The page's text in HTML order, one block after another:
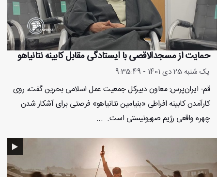
حمایت از مسجدالاقصی با ایستادگی مقابل کابینه‌ نتانیاهو
یک شنبه 25 دی 1401 - 9:35:49
قم- ایران‌پرس: معاون دبیرکل جمعیت عمل اسلامی بحرین گفت، روی
کارآمدن کابینه افراطی «بنیامین نتانیاهو» فرصتی برای آشکار شدن
چهره واقعی رژیم صهیونیستی است. ...